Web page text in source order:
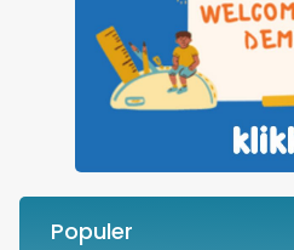
PopulerBesok Malam!